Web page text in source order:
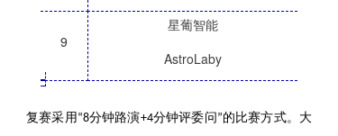
9
星葡智能
AstroLaby
复赛采用“8分钟路演+4分钟评委问”的比赛方式。大